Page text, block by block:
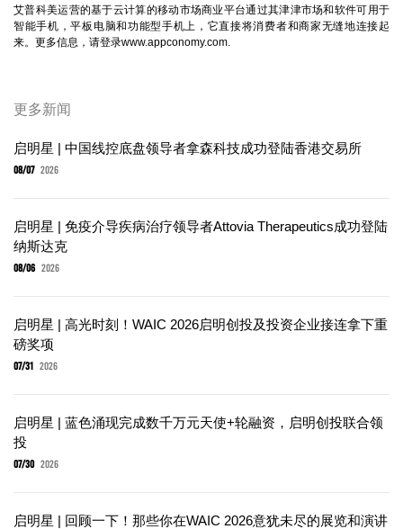
艾普科美运营的基于云计算的移动市场商业平台通过其津津市场和软件可用于
智能手机，平板电脑和功能型手机上，它直接将消费者和商家无缝地连接起
来。更多信息，请登录www.appconomy.com
更多新闻
启明星 | 中国线控底盘领导者拿森科技成功登陆香港交易所
08/07 2026
启明星 | 免疫介导疾病治疗领导者Attovia Therapeutics成功登陆
纳斯达克
08/06 2026
启明星 | 高光时刻！WAIC 2026启明创投及投资企业接连拿下重
磅奖项
07/31 2026
启明星 | 蓝色涌现完成数千万元天使+轮融资，启明创投联合领
投
07/30 2026
启明星 | 回顾一下！那些你在WAIC 2026意犹未尽的展览和演讲